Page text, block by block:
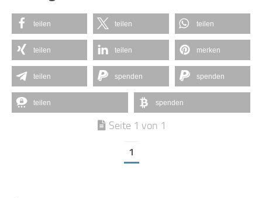
teilen teilen teilen
teilen teilen merken
teilen spenden spenden
teilen spenden
Seite 1 von 1
1